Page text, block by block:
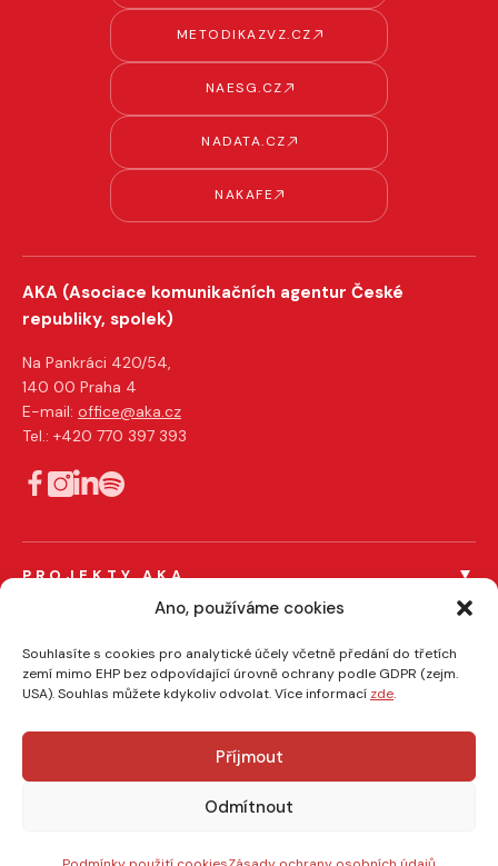
Ano, používáme cookies
Souhlasíte s cookies pro analytické účely včetně předání do třetích
zemí mimo EHP bez odpovídající úrovně ochrany podle GDPR (zejm.
USA). Souhlas můžete kdykoliv odvolat. Více informací zde.
Příjmout
Odmítnout
METODIKAZVZ.CZ
NAESG.CZ
NADATA.CZ
NAKAFE
AKA (Asociace komunikačních agentur České
republiky, spolek)
Na Pankráci 420/54,
140 00 Praha 4
E-mail: office@aka.cz
Tel.: +420 770 397 393
PROJEKTY AKA
Férový influencer
EFFIE
Semináře a školení pro veřejnou správu
Certifikace členů
Pricing advisory
O AKA
Aktuality
Zpracování osobních údajůPodmínky použití cookies